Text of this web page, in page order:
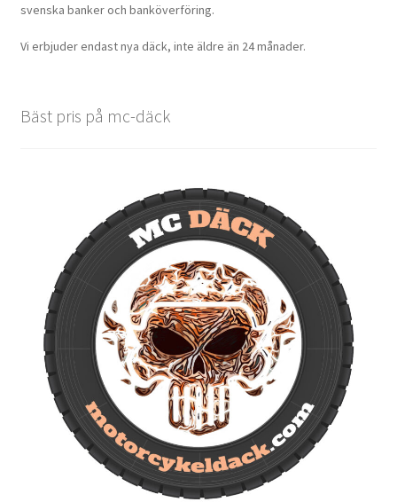
svenska banker och banköverföring.
Vi erbjuder endast nya däck, inte äldre än 24 månader.
Bäst pris på mc-däck